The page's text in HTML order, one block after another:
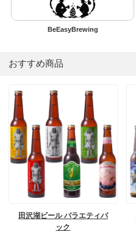
BeEasyBrewing
おすすめ商品
田沢湖ビール バラエティパ
ック